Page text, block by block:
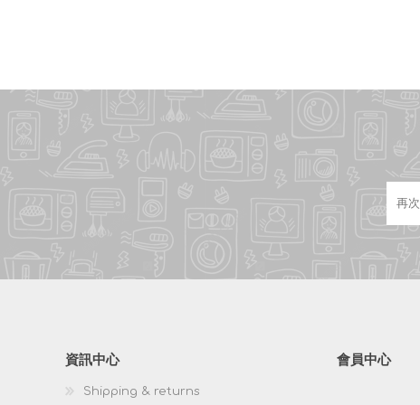
資訊中心
Shipping & returns
會員中心